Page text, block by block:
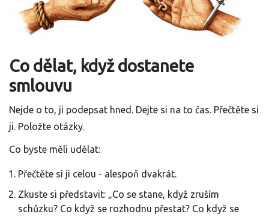
Co dělat, když dostanete
smlouvu
Nejde o to, ji podepsat hned. Dejte si na to čas. Přečtěte si
ji. Položte otázky.
Co byste měli udělat:
Přečtěte si ji celou - alespoň dvakrát.
Zkuste si představit: „Co se stane, když zruším
schůzku? Co když se rozhodnu přestat? Co když se